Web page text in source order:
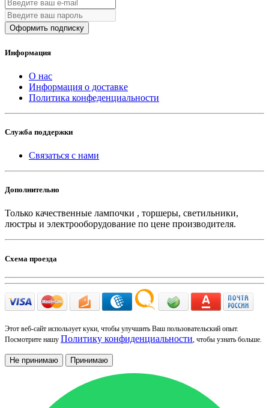
Оформить подписку
Информация
О нас
Информация о доставке
Политика конфеденциальности
Служба поддержки
Связаться с нами
Дополнительно
Только качественные лампочки , торшеры, светильники,
люстры и электрооборудование по цене производителя.
Схема проезда
Этот веб-сайт использует куки, чтобы улучшить Ваш пользовательский опыт.
Посмотрите нашу Политику конфиденциальности, чтобы узнать больше.
Не принимаю Принимаю